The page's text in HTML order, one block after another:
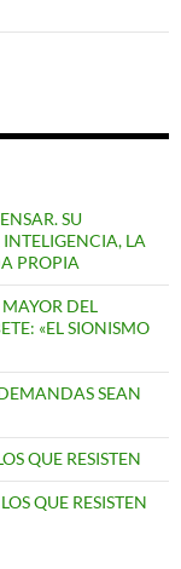
SU
LA
PROPIA
DEL
«EL SIONISMO
SEAN
QUE RESISTEN
QUE RESISTEN